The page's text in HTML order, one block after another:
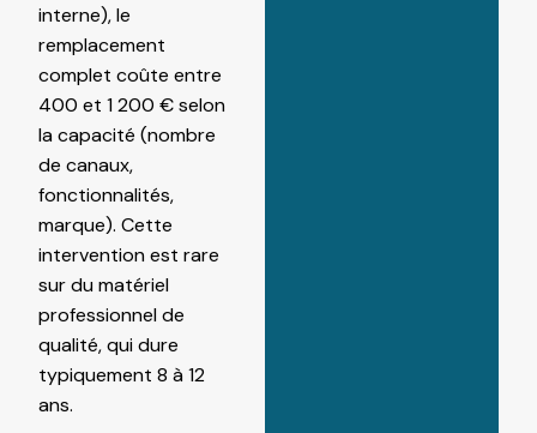
interne), le
remplacement
complet coûte entre
400 et 1 200 € selon
la capacité (nombre
de canaux,
fonctionnalités,
marque). Cette
intervention est rare
sur du matériel
professionnel de
qualité, qui dure
typiquement 8 à 12
ans.